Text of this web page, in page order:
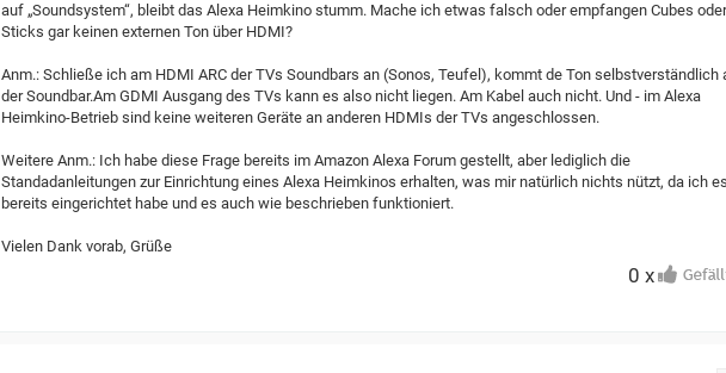
auf „Soundsystem“, bleibt das Alexa Heimkino stumm. Mache ich etwas falsch oder empfangen Cubes
Sticks gar keinen externen Ton über HDMI?
Anm.: Schließe ich am HDMI ARC der TVs Soundbars an (Sonos, Teufel), kommt de Ton selbstverständlich
der Soundbar.Am GDMI Ausgang des TVs kann es also nicht liegen. Am Kabel auch nicht. Und - im Alexa
Heimkino-Betrieb sind keine weiteren Geräte an anderen HDMIs der TVs angeschlossen.
Weitere Anm.: Ich habe diese Frage bereits im Amazon Alexa Forum gestellt, aber lediglich die
Standadanleitungen zur Einrichtung eines Alexa Heimkinos erhalten, was mir natürlich nichts nützt, da ich
bereits eingerichtet habe und es auch wie beschrieben funktioniert.
Vielen Dank vorab, Grüße
0 x